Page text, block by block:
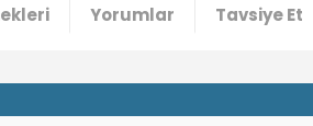
Yorumlar Tavsiye Et